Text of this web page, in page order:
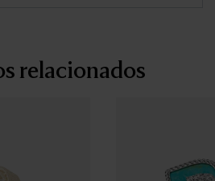
relacionados